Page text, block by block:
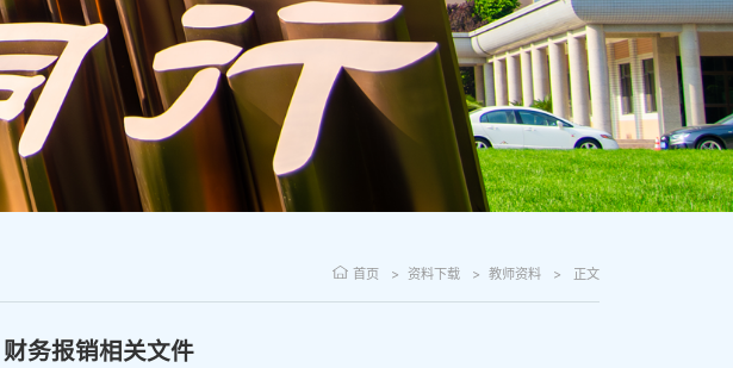
首页 资料下载 教师资料 正文
财务报销相关文件